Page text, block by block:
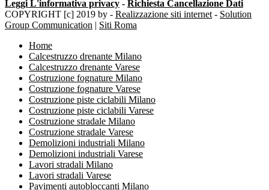
Leggi L'informativa privacy - Richiesta Cancellazione Dati
COPYRIGHT [c] 2019 by - Realizzazione siti internet - Solution
Group Communication | Siti Roma
Home
Calcestruzzo drenante Milano
Calcestruzzo drenante Varese
Costruzione fognature Milano
Costruzione fognature Varese
Costruzione piste ciclabili Milano
Costruzione piste ciclabili Varese
Costruzione stradale Milano
Costruzione stradale Varese
Demolizioni industriali Milano
Demolizioni industriali Varese
Lavori stradali Milano
Lavori stradali Varese
Pavimenti autobloccanti Milano